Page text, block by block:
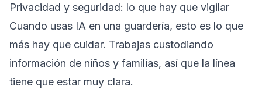
Privacidad y seguridad: lo que hay que vigilar
Cuando usas IA en una guardería, esto es lo que
más hay que cuidar. Trabajas custodiando
información de niños y familias, así que la línea
tiene que estar muy clara.